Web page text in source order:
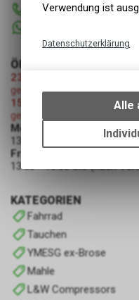
056 670 22 22
KATEGORIEN
Fahrrad
Tauchen
YMESG ex-Brose
Mahle
L&W Compressors
ÖFFNUNGSZEITEN
23.07.2026-08.08.2026
geschlossen
15.08.2026 (Mariä
geschlossen
Montag - Donnerstag
13:30 - 18:00 Uhr
Freitag
13:30 - 16:00 Uhr (nach
Verwendung ist
Datenschutzerklärung
um
des
Alle